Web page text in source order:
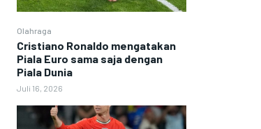
Olahraga
Cristiano Ronaldo mengatakan
Piala Euro sama saja dengan
Piala Dunia
Juli 16, 2026